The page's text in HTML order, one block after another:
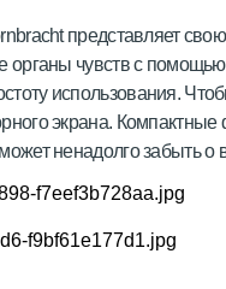
представляет
органы чувств с
использования.
экрана.
может ненадолго